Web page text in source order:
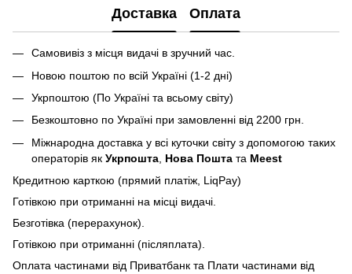
Доставка Оплата
Самовивіз з місця видачі в зручний час.
Новою поштою по всій Україні (1-2 дні)
Укрпоштою (По Україні та всьому світу)
Безкоштовно по Україні при замовленні від 2200 грн.
Міжнародна доставка у всі куточки світу з допомогою таких
операторів як Укрпошта Нова Пошта та Meest
Кредитною карткою (прямий платіж, LiqPay)
Готівкою при отриманні на місці видачі.
Безготівка (перерахунок).
Готівкою при отриманні (післяплата).
Оплата частинами від Приватбанк та Плати частинами від